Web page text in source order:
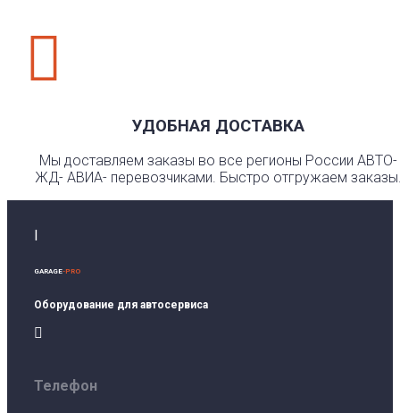

УДОБНАЯ ДОСТАВКА
Мы доставляем заказы во все регионы России АВТО-
ЖД- АВИА- перевозчиками. Быстро отгружаем
GARAGE-PRO
Оборудование для автосервиса

Телефон